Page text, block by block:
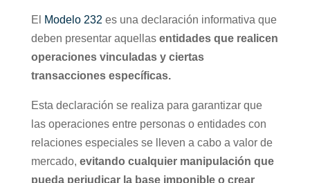
El Modelo 232 es una declaración informativa que
deben presentar aquellas entidades que realicen
operaciones vinculadas y ciertas
transacciones específicas.
Esta declaración se realiza para garantizar que
las operaciones entre personas o entidades con
relaciones especiales se lleven a cabo a valor de
mercado, evitando cualquier manipulación que
pueda perjudicar la base imponible o crear